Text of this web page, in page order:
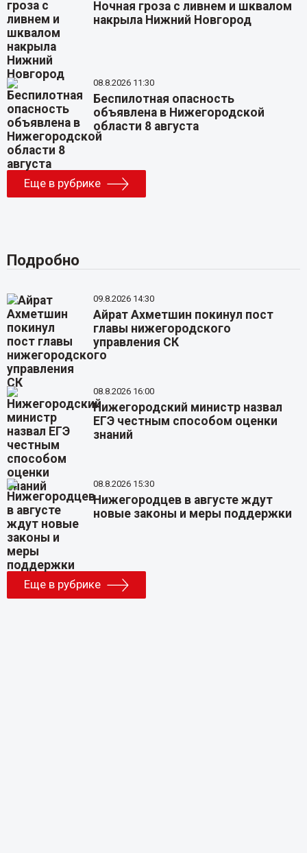
Ночная гроза с ливнем и шквалом
накрыла Нижний Новгород
08.8.2026 11:30
Беспилотная опасность
объявлена в Нижегородской
области 8 августа
Еще в рубрике
Подробно
09.8.2026 14:30
Айрат Ахметшин покинул пост
главы нижегородского
управления СК
08.8.2026 16:00
Нижегородский министр назвал
ЕГЭ честным способом оценки
знаний
08.8.2026 15:30
Нижегородцев в августе ждут
новые законы и меры поддержки
Еще в рубрике